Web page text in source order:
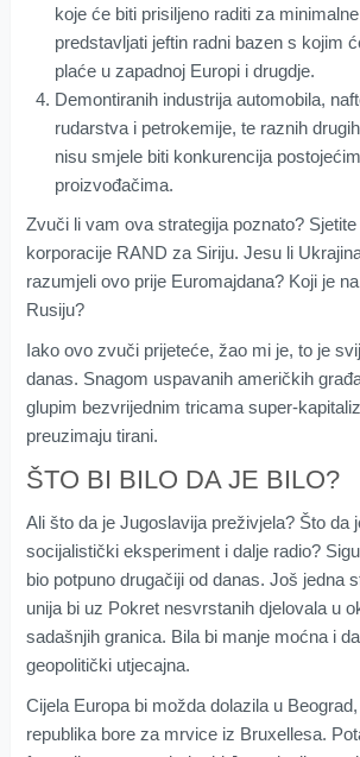
koje će biti prisiljeno raditi za
predstavljati jeftin radni bazen s kojim
plaće u zapadnoj Europi i drugdje.
Demontiranih industrija automobila,
rudarstva i petrokemije, te raznih
nisu smjele biti konkurencija
proizvođačima.
Zvuči li vam ova strategija poznato?
korporacije RAND za Siriju. Jesu li
razumjeli ovo prije Euromajdana? Koji je
Rusiju?
Iako ovo zvuči prijeteće, žao mi je, to je
danas. Snagom uspavanih američkih
glupim bezvrijednim tricama super-
preuzimaju tirani.
ŠTO BI BILO DA JE BILO?
Ali što da je Jugoslavija preživjela? Što da
socijalistički eksperiment i dalje radio?
bio potpuno drugačiji od danas. Još jedna
unija bi uz Pokret nesvrstanih djelovala u
sadašnjih granica. Bila bi manje moćna i
geopolitički utjecajna.
Cijela Europa bi možda dolazila u
republika bore za mrvice iz Bruxellesa.